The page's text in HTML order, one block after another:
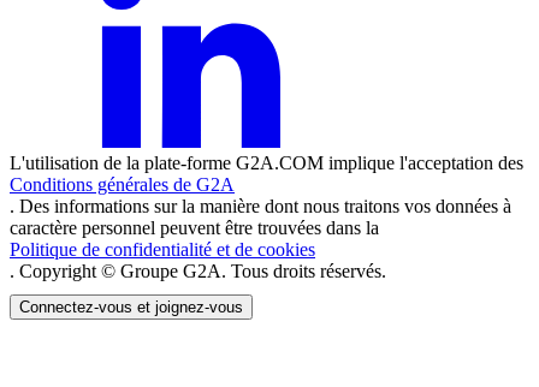
L'utilisation de la plate-forme G2A.COM implique l'acceptation des
Conditions générales de G2A
. Des informations sur la manière dont nous traitons vos données à
caractère personnel peuvent être trouvées dans la
Politique de confidentialité et de cookies
. Copyright © Groupe G2A. Tous droits réservés.
Connectez-vous et joignez-vous